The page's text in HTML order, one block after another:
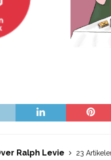
Ralph Levie
23